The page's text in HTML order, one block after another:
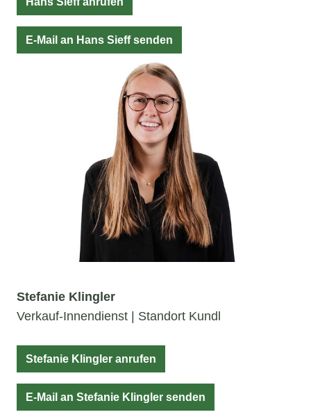
E-Mail an Hans Sieff senden
Stefanie Klingler
Verkauf-Innendienst | Standort Kundl
Stefanie Klingler anrufen
E-Mail an Stefanie Klingler senden